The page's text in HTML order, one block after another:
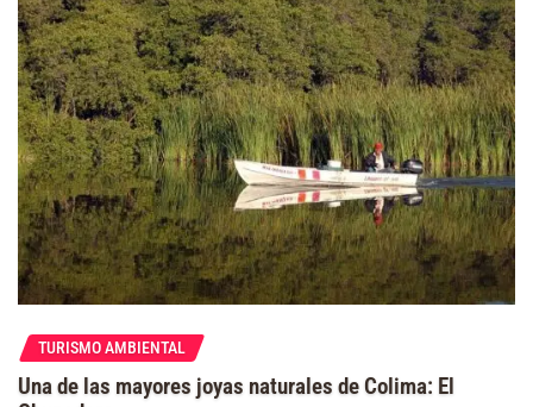
TURISMO AMBIENTAL
Una de las mayores joyas naturales de Colima: El